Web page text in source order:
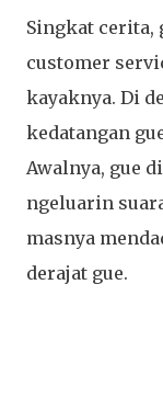
Singkat cerita,
customer
kayaknya. Di
kedatangan
Awalnya, gue
ngeluarin
masnya
derajat gue.